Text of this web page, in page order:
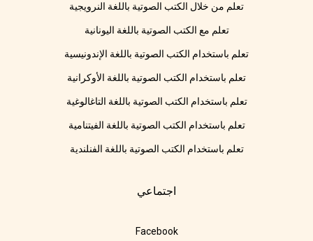
تعلم من خلال الكتب الصوتية باللغة النرويجية
تعلم مع الكتب الصوتية باللغة اليونانية
تعلم باستخدام الكتب الصوتية باللغة الإندونيسية
تعلم باستخدام الكتب الصوتية باللغة الأوكرانية
تعلم باستخدام الكتب الصوتية باللغة التاغالوغية
تعلم باستخدام الكتب الصوتية باللغة الفيتنامية
تعلم باستخدام الكتب الصوتية باللغة الفنلندية
اجتماعي
Facebook